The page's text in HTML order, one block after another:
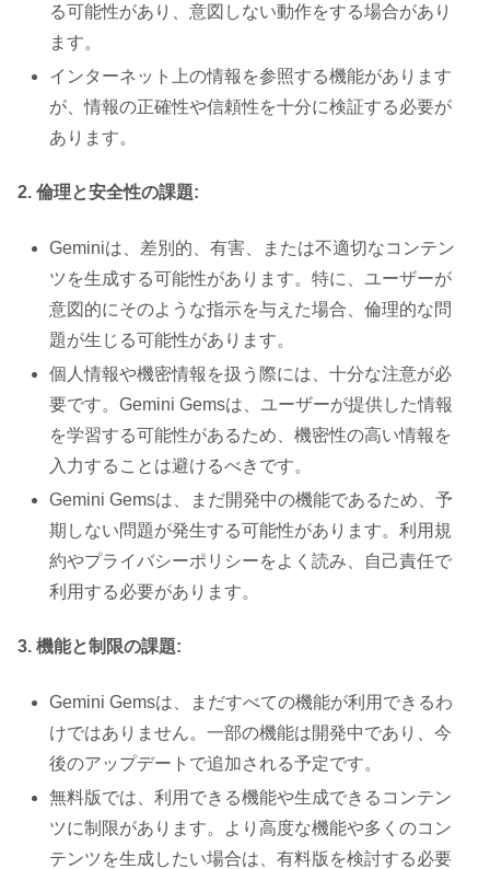
る可能性があり、意図しない動作をする場合があり
ます。
インターネット上の情報を参照する機能があります
が、情報の正確性や信頼性を十分に検証する必要が
あります。
2. 倫理と安全性の課題:
Geminiは、差別的、有害、または不適切なコンテン
ツを生成する可能性があります。特に、ユーザーが
意図的にそのような指示を与えた場合、倫理的な問
題が生じる可能性があります。
個人情報や機密情報を扱う際には、十分な注意が必
要です。Gemini Gemsは、ユーザーが提供した情報
を学習する可能性があるため、機密性の高い情報を
入力することは避けるべきです。
Gemini Gemsは、まだ開発中の機能であるため、予
期しない問題が発生する可能性があります。利用規
約やプライバシーポリシーをよく読み、自己責任で
利用する必要があります。
3. 機能と制限の課題:
Gemini Gemsは、まだすべての機能が利用できるわ
けではありません。一部の機能は開発中であり、今
後のアップデートで追加される予定です。
無料版では、利用できる機能や生成できるコンテン
ツに制限があります。より高度な機能や多くのコン
テンツを生成したい場合は、有料版を検討する必要